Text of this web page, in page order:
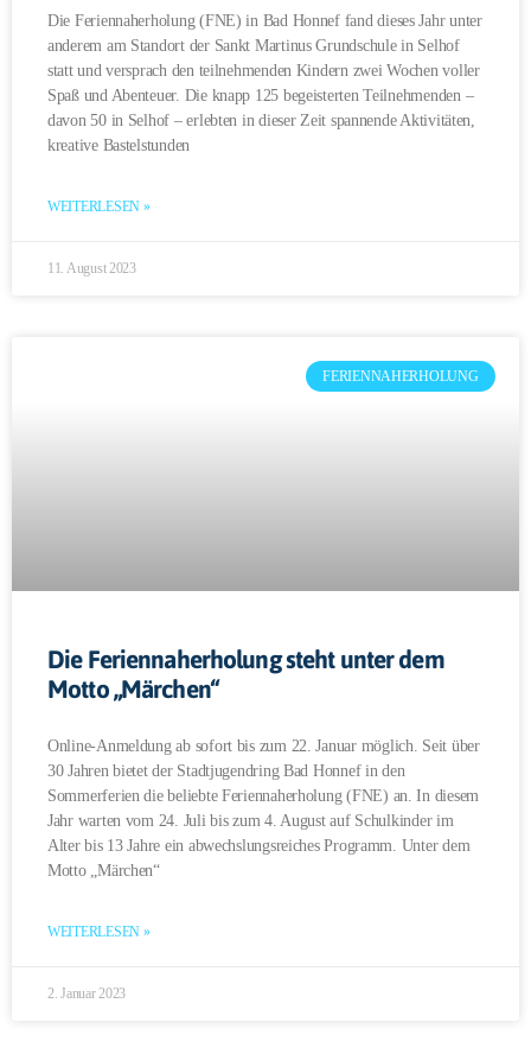
Die Feriennaherholung (FNE) in Bad Honnef fand dieses Jahr unter
anderem am Standort der Sankt Martinus Grundschule in Selhof
statt und versprach den teilnehmenden Kindern zwei Wochen voller
Spaß und Abenteuer. Die knapp 125 begeisterten Teilnehmenden –
davon 50 in Selhof – erlebten in dieser Zeit spannende Aktivitäten,
kreative Bastelstunden
WEITERLESEN »
11. August 2023
FERIENNAHERHOLUNG
Die Feriennaherholung steht unter dem
Motto „Märchen“
Online-Anmeldung ab sofort bis zum 22. Januar möglich. Seit über
30 Jahren bietet der Stadtjugendring Bad Honnef in den
Sommerferien die beliebte Feriennaherholung (FNE) an. In diesem
Jahr warten vom 24. Juli bis zum 4. August auf Schulkinder im
Alter bis 13 Jahre ein abwechslungsreiches Programm. Unter dem
Motto „Märchen“
WEITERLESEN »
2. Januar 2023